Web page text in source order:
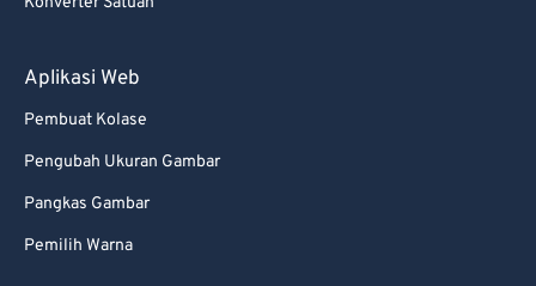
Aplikasi Web
Pembuat Kolase
Pengubah Ukuran Gambar
Pangkas Gambar
Pemilih Warna